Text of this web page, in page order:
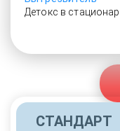
Детокс в
СТАНДАРТ